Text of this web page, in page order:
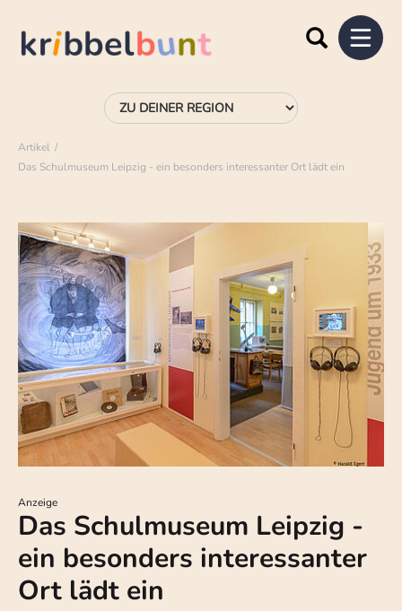
Artikel
Das Schulmuseum Leipzig - ein besonders interessanter Ort lädt ein
Anzeige
Das Schulmuseum Leipzig -
ein besonders interessanter
Ort lädt ein